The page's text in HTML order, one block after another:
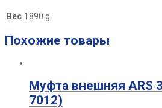
Вес 1890 g
Похожие товары
Муфта внешняя ARS
7012)